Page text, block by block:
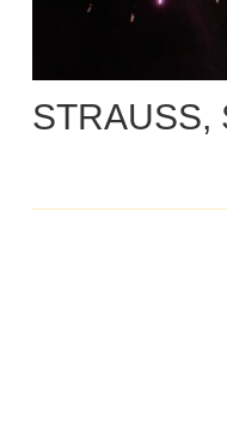
STRAUSS,